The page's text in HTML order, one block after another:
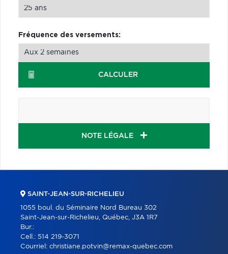
Fréquence des versements:
CALCULER
NOTE LÉGALE
SAINT-JEAN-SUR-RICHELIEU
1055 boul. du Séminaire Nord Bureau 302
Saint-Jean-sur-Richelieu, Québec, J3A 1R7
Bur.:
Cell.: 514 219-3071
Courriel: christiane.potvin@remax-quebec.com